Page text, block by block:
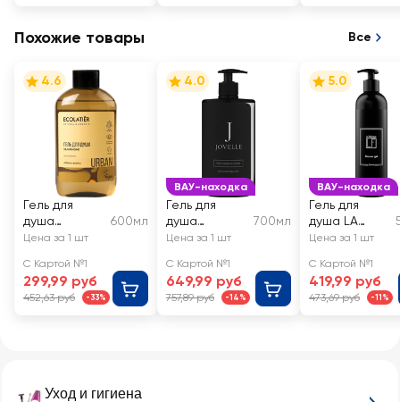
Уход и гигиена
Похожие товары Все
4.6
Гель для
душа
ECOLATIER
Аргана&вани
ль
600мл
Цена за 1 шт
С Картой №1
299,99 руб
452,63 руб -33%
ВАУ-находка
4.0
Гель для
душа
JOVELLE
перец и
амбра
700мл
Цена за 1 шт
С Картой №1
649,99 руб
757,89 руб -14%
ВАУ-находка
5.0
Гель для
душа LA
FABRIQUE
Цена за 1 шт
С Картой №1
419,99 руб
473,69 руб -11%